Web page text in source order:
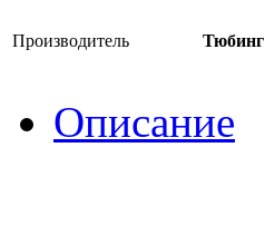
Производитель Тюбинг
Описание